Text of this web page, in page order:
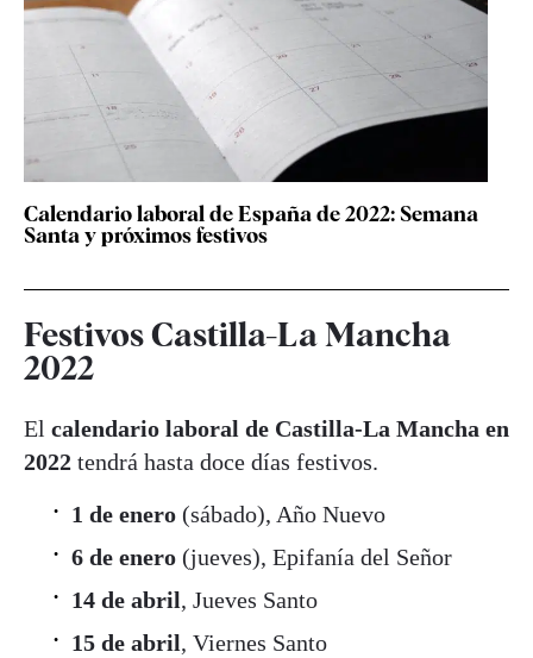
Calendario laboral de España de 2022: Semana
Santa y próximos festivos
Festivos Castilla-La Mancha
2022
El calendario laboral de Castilla-La Mancha en
2022 tendrá hasta doce días festivos.
1 de enero (sábado), Año Nuevo
6 de enero (jueves), Epifanía del Señor
14 de abril, Jueves Santo
15 de abril, Viernes Santo